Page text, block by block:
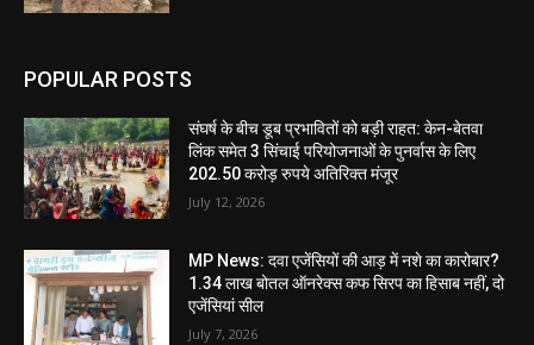
POPULAR POSTS
संघर्ष के बीच डूब प्रभावितों को बड़ी राहत: केन-बेतवा
लिंक समेत 3 सिंचाई परियोजनाओं के पुनर्वास के लिए
202.50 करोड़ रुपये अतिरिक्त मंजूर
July 12, 2026
MP News: दवा एजेंसियों की आड़ में नशे का कारोबार?
1.34 लाख बोतल ऑनरेक्स कफ सिरप का हिसाब नहीं, दो
एजेंसियां सील
July 7, 2026